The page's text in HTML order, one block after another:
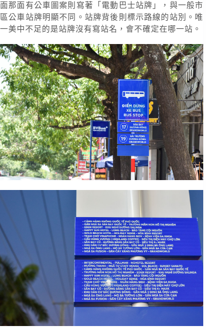
面那面有公車圖案則寫著「電動巴士站牌」，與一般市
區公車站牌明顯不同。站牌背後則標示路線的站別。唯
一美中不足的是站牌沒有寫站名，會不確定在哪一站。